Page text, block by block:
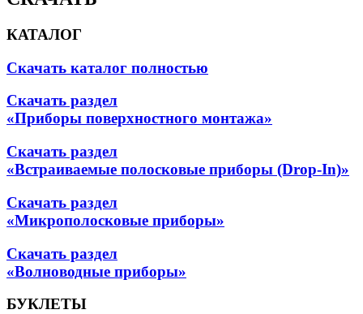
КАТАЛОГ
Скачать каталог полностью
Скачать раздел
«Приборы поверхностного монтажа»
Скачать раздел
«Встраиваемые полосковые приборы (Drop-In)»
Скачать раздел
«Микрополосковые приборы»
Скачать раздел
«Волноводные приборы»
БУКЛЕТЫ